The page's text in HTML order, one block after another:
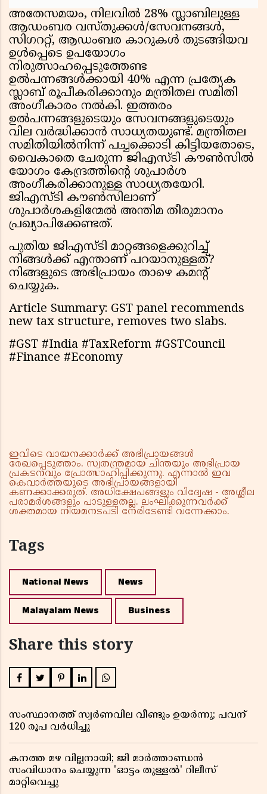
അതേസമയം, നിലവിൽ 28% സ്ലാബിലുള്ള
ആഡംബര വസ്തു‌ക്കൾ/സേവനങ്ങൾ,
സിഗററ്റ്, ആഡംബര കാറുകൾ തുടങ്ങിയവ
ഉൾപ്പെടെ ഉപയോഗം
നിരുത്സാഹപ്പെടുത്തേണ്ട
ഉൽപന്നങ്ങൾക്കായി 40% എന്ന പ്രത്യേക
സ്ലാബ് രൂപീകരിക്കാനും മന്ത്രിതല സമിതി
അംഗീകാരം നൽകി. ഇത്തരം
ഉൽപന്നങ്ങളുടെയും സേവനങ്ങളുടെയും
വില വർദ്ധിക്കാൻ സാധ്യതയുണ്ട്. മന്ത്രിതല
സമിതിയിൽനിന്ന് പച്ചക്കൊടി കിട്ടിയതോടെ,
വൈകാതെ ചേരുന്ന ജിഎസ്‌ടി കൗൺസിൽ
യോഗം കേന്ദ്രത്തിൻ്റെ ശുപാർശ
അംഗീകരിക്കാനുള്ള സാധ്യതയേറി.
ജിഎസ്‌ടി കൗൺസിലാണ്
ശുപാർശകളിന്മേൽ അന്തിമ തീരുമാനം
പ്രഖ്യാപിക്കേണ്ടത്.
പുതിയ ജിഎസ്‌ടി മാറ്റങ്ങളെക്കുറിച്ച്
നിങ്ങൾക്ക് എന്താണ് പറയാനുള്ളത്?
നിങ്ങളുടെ അഭിപ്രായം താഴെ കമന്റ്
ചെയ്യുക.
Article Summary: GST panel recommends
new tax structure, removes two slabs.
#GST #India #TaxReform #GSTCouncil
#Finance #Economy
ഇവിടെ വായനക്കാർക്ക് അഭിപ്രായങ്ങൾ
രേഖപ്പെടുത്താം. സ്വതന്ത്രമായ ചിന്തയും അഭിപ്രായ
പ്രകടനവും പ്രോത്സാഹിപ്പിക്കുന്നു. എന്നാൽ ഇവ
കെവാർത്തയുടെ അഭിപ്രായങ്ങളായി
കണക്കാക്കരുത്. അധിക്ഷേപങ്ങളും വിദ്വേഷ - അശ്ലീല
പരാമർശങ്ങളും പാടുള്ളതല്ല. ലംഘിക്കുന്നവർക്ക്
ശക്തമായ നിയമനടപടി നേരിടേണ്ടി വന്നേക്കാം.
Tags
National News News
Malayalam News Business
Share this story
സംസ്ഥാനത്ത് സ്വര്‍ണവില വീണ്ടും ഉയർന്നു; പവന്
120 രൂപ വര്‍ധിച്ചു
കനത്ത മഴ വില്ലനായി; ജി മാർത്താണ്ഡൻ
സംവിധാനം ചെയ്യുന്ന 'ഓട്ടം തുള്ളൽ' റിലീസ്
മാറ്റിവെച്ചു